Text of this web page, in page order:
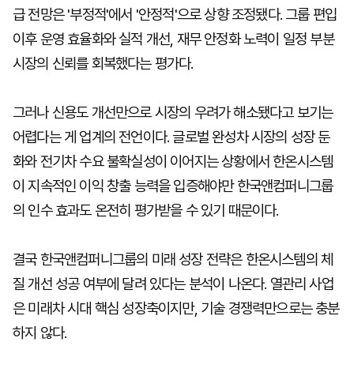
급 전망은 '부정적'에서 '안정적'으로 상향 조정됐다. 그룹 편입
이후 운영 효율화와 실적 개선, 재무 안정화 노력이 일정 부분
시장의 신뢰를 회복했다는 평가다.
그러나 신용도 개선만으로 시장의 우려가 해소됐다고 보기는
어렵다는 게 업계의 전언이다. 글로벌 완성차 시장의 성장 둔
화와 전기차 수요 불확실성이 이어지는 상황에서 한온시스템
이 지속적인 이익 창출 능력을 입증해야만 한국앤컴퍼니그룹
의 인수 효과도 온전히 평가받을 수 있기 때문이다.
결국 한국앤컴퍼니그룹의 미래 성장 전략은 한온시스템의 체
질 개선 성공 여부에 달려 있다는 분석이 나온다. 열관리 사업
은 미래차 시대 핵심 성장축이지만, 기술 경쟁력만으로는 충분
하지 않다.